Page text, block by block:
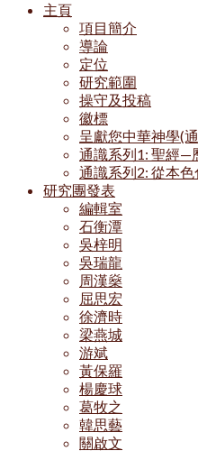
主頁
項目簡介
導論
定位
研究範圍
操守及投稿
徽標
呈獻您中華神學(
通識系列1: 聖經—
通識系列2: 從本
研究團發表
編輯室
石衡潭
吳梓明
吳瑞龍
周漢燊
屈思宏
徐濟時
梁燕城
游斌
黃保羅
楊慶球
葛牧之
韓思藝
關啟文